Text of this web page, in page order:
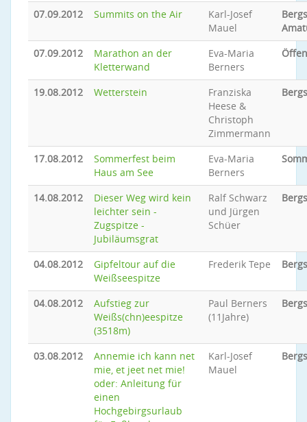
07.09.2012 Summits on the Air
Karl-Josef
Mauel
07.09.2012
Marathon an der
Kletterwand
Eva-Maria
Berners
19.08.2012 Wetterstein
Franziska
Heese &
Christoph
Zimmermann
17.08.2012
Sommerfest beim
Haus am See
Eva-Maria
Berners
14.08.2012
Dieser Weg wird kein
leichter sein -
Zugspitze -
Jubiläumsgrat
Ralf Schwarz
und Jürgen
Schüer
04.08.2012
Gipfeltour auf die
Weißseespitze
Frederik Tepe
04.08.2012
Aufstieg zur
Weißs(chn)eespitze
(3518m)
Paul Berners
(11Jahre)
03.08.2012
Annemie ich kann net
mie, et jeet net mie!
oder: Anleitung für
einen
Hochgebirgsurlaub
Karl-Josef
Mauel